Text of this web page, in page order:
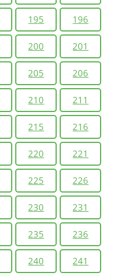
195 196
200 201
205 206
210 211
215 216
220 221
225 226
230 231
235 236
240 241